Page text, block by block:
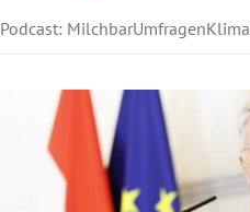
Podcast: MilchbarUmfragenKlima